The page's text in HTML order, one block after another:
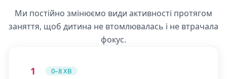
Ми постійно змінюємо види активності протягом
заняття, щоб дитина не втомлювалась і не втрачала
фокус.
1 0–8 ХВ